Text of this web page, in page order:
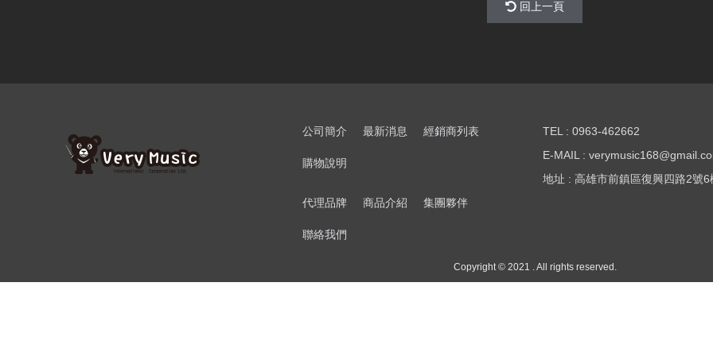
回上一頁
公司簡介 最新消息 經銷商列表
購物說明
代理品牌 商品介紹 集團夥伴
聯絡我們
TEL : 0963-462662
E-MAIL :
地址 : 高雄市前鎮區復興四路2號6
Copyright © 2021 . All rights reserved.